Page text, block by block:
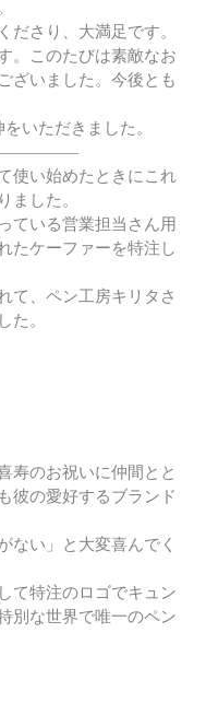
ださり、大満足です。
。このたびは素敵なお
ざいました。今後とも
だきました。
使い始めたときにこれ
ました。
ている営業担当さん用
たケーファーを特注し
て、ペン工房キリタさ
た。
寿のお祝いに仲間とと
彼の愛好するブランド
ない」と大変喜んでく
て特注のロゴでキュン
別な世界で唯一のペン